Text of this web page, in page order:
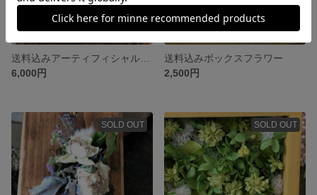
6,000円
送料込みボックスフラワー
2,500円
SOLD OUT SOLD OUT